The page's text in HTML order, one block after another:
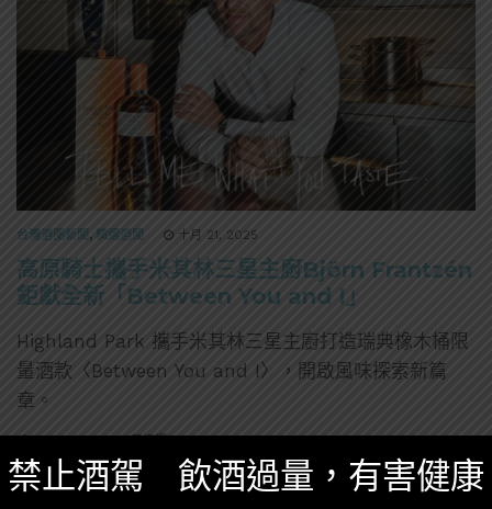
台灣酒圈新聞 , 精選酒聞 十月 21, 2025
高原騎士攜手米其林三星主廚Björn Frantzén
鉅獻全新「Between You and I」
Highland Park 攜手米其林三星主廚打造瑞典橡木桶限
量酒款〈Between You and I〉，開啟風味探索新篇
章。
0 SHARES 無迴響
禁止酒駕 飲酒過量，有害健康